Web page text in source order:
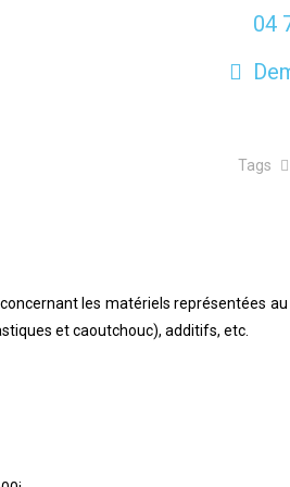
04
Tags
les matériels représentées au
et caoutchouc), additifs, etc.